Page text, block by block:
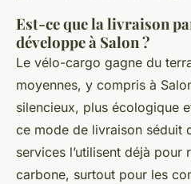
Est-ce que la livraison
développe à Salon ?
Le vélo-cargo gagne du
moyennes, y compris à
silencieux, plus écologique
ce mode de livraison séduit
services l’utilisent déjà pour
carbone, surtout pour les